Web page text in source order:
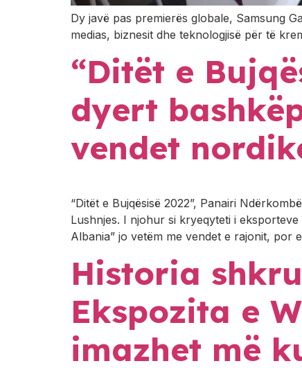
Dy javë pas premierës globale, Samsung
medias, biznesit dhe teknologjisë për të
“Ditët e
dyert
vendet
“Ditët e Bujqësisë 2022”, Panairi
Lushnjes. I njohur si kryeqyteti i
Albania” jo vetëm me vendet e rajonit, por
Historia
Ekspozita e
imazhet më